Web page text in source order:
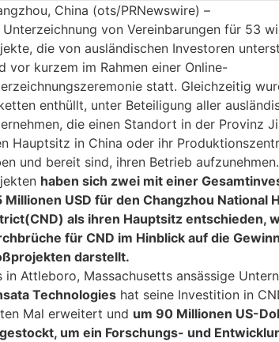
China (ots/PRNewswire) –
Unterzeichnung von Vereinbarungen für 53
die von ausländischen Investoren
vor kurzem im Rahmen einer Online-
statt. Gleichzeitig
enthüllt, unter Beteiligung aller
die einen Standort in der Provinz
Hauptsitz in China oder ihr
und bereit sind, ihren Betrieb
haben sich zwei mit einer
Millionen USD für den Changzhou National
als ihren Hauptsitz entschieden,
für CND im Hinblick auf die
darstellt.
in Attleboro, Massachusetts ansässige
Technologies hat seine Investition in
Mal erweitert und um 90 Millionen US-
um ein Forschungs- und